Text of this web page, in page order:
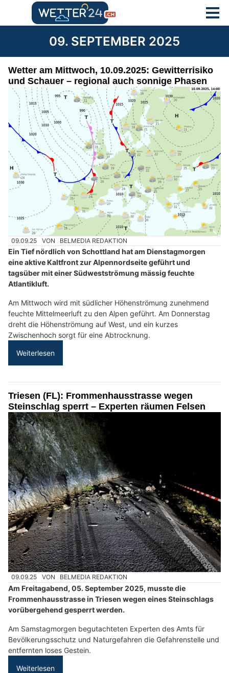
09. SEPTEMBER 2025
Wetter am Mittwoch, 10.09.2025: Gewitterrisiko
und Schauer – regional auch sonnige Phasen
09.09.25 VON BELMEDIA REDAKTION
Ein Tief nördlich von Schottland hat am Dienstagmorgen
eine aktive Kaltfront zur Alpennordseite geführt und
tagsüber mit einer Südwestströmung mässig feuchte
Atlantikluft.
Am Mittwoch wird mit südlicher Höhenströmung zunehmend
feuchte Mittelmeerluft zu den Alpen geführt. Am Donnerstag
dreht die Höhenströmung auf West, und ein kurzes
Zwischenhoch sorgt für eine Abtrocknung.
Weiterlesen
Triesen (FL): Frommenhausstrasse wegen
Steinschlag sperrt – Experten räumen Felsen
09.09.25 VON BELMEDIA REDAKTION
Am Freitagabend, 05. September 2025, musste die
Frommenhausstrasse in Triesen wegen eines Steinschlags
vorübergehend gesperrt werden.
Am Samstagmorgen begutachteten Experten des Amts für
Bevölkerungsschutz und Naturgefahren die Gefahrenstelle und
entfernten loses Gestein.
Weiterlesen